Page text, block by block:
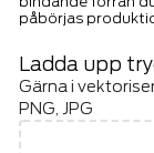
påbörjas
Ladda upp
Gärna i
PNG, JPG